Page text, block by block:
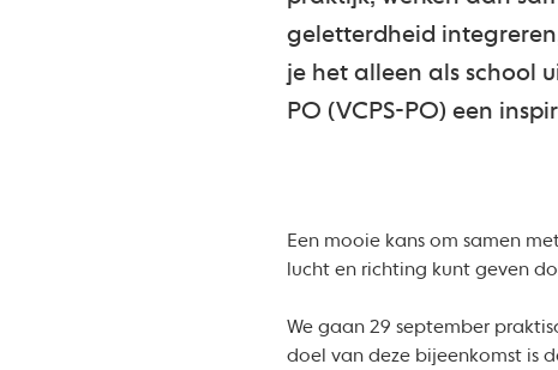
geletterdheid
je het alleen als school
PO (VCPS-PO) een
Een mooie kans om samen
lucht en richting kunt geven
We gaan 29 september
doel van deze bijeenkomst is